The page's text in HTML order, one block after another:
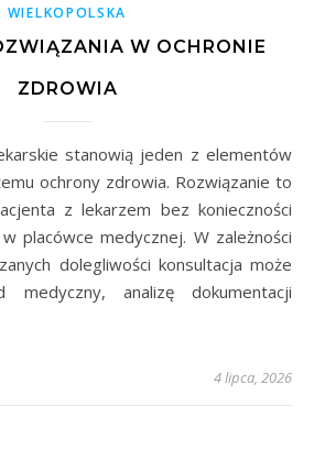
WIELKOPOLSKA
W OCHRONIE
ZDROWIA
ochrony zdrowia. Rozwiązanie to
z lekarzem bez konieczności
placówce medycznej. W zależności
dolegliwości konsultacja może
medyczny, analizę dokumentacji
4 lipca, 2026